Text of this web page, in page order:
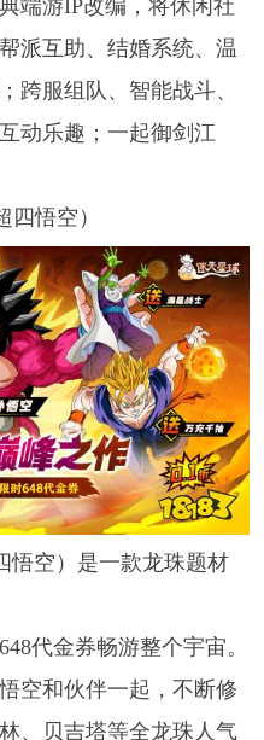
端游IP改编，将休闲社
派互助、结婚系统、温
跨服组队、智能战斗、
动乐趣；一起御剑江
四悟空）
悟空）是一款龙珠题材
代金券畅游整个宇宙。
空和伙伴一起，不断修
、贝吉塔等全龙珠人气